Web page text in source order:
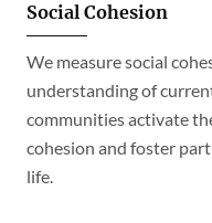
Social Cohesion
We measure social
understanding of
communities activate
cohesion and foster
life.